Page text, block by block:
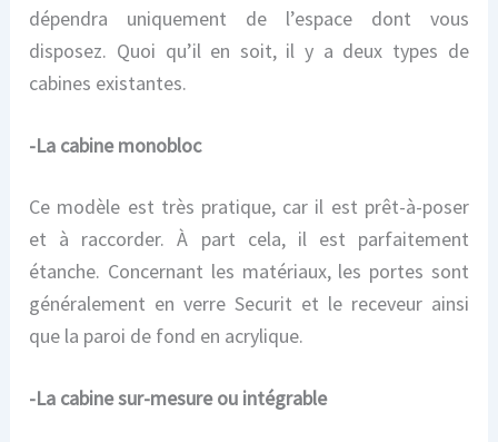
dépendra uniquement de l’espace dont vous
disposez. Quoi qu’il en soit, il y a deux types de
cabines existantes.
-La cabine monobloc
Ce modèle est très pratique, car il est prêt-à-poser
et à raccorder. À part cela, il est parfaitement
étanche. Concernant les matériaux, les portes sont
généralement en verre Securit et le receveur ainsi
que la paroi de fond en acrylique.
-La cabine sur-mesure ou intégrable